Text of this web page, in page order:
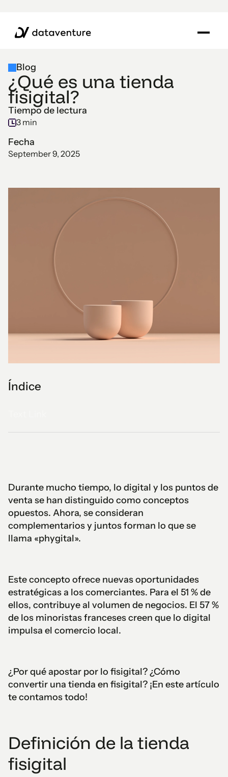
Índice
Blog
¿Qué es una tienda
fisigital?
Tiempo de lectura
3 min
Fecha
September 9, 2025
Durante mucho tiempo, lo digital y los puntos de
venta se han distinguido como conceptos
opuestos. Ahora, se consideran
complementarios y juntos forman lo que se
llama «phygital».
Este concepto ofrece nuevas oportunidades
estratégicas a los comerciantes. Para el 51 % de
ellos, contribuye al volumen de negocios. El 57 %
de los minoristas franceses creen que lo digital
impulsa el comercio local.
¿Por qué apostar por lo fisigital? ¿Cómo
convertir una tienda en fisigital? ¡En este artículo
te contamos todo!
Definición de la tienda
fisigital